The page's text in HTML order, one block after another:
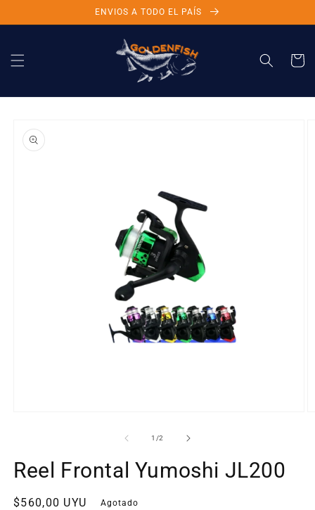
al contenido
ENVIOS A TODO EL PAÍS
Carrito
a la
información
una
ventana
1 /de2
Reel Frontal Yumoshi JL200
Precio
$560,00 UYU Agotado